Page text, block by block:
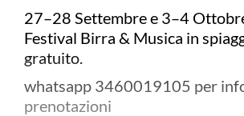
27–28 Settembre e 3–4
Festival Birra & Musica in
gratuito.
whatsapp 3460019105 per
prenotazioni